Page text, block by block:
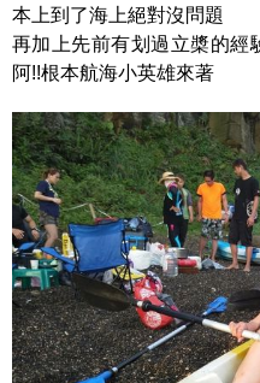
本上到了海上絕對沒問題
再加上先前有划過立槳的經
阿!!根本航海小英雄來著